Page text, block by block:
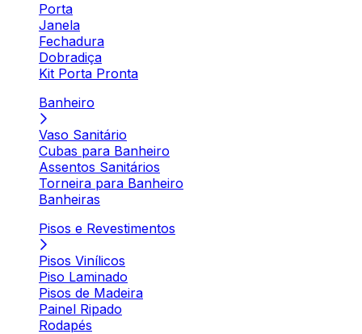
Porta
Janela
Fechadura
Dobradiça
Kit Porta Pronta
Banheiro
Vaso Sanitário
Cubas para Banheiro
Assentos Sanitários
Torneira para Banheiro
Banheiras
Pisos e Revestimentos
Pisos Vinílicos
Piso Laminado
Pisos de Madeira
Painel Ripado
Rodapés